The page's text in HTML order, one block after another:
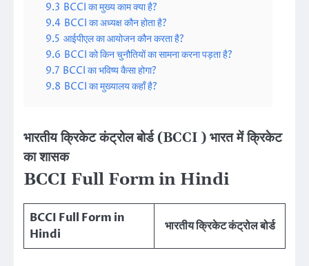
9.3 BCCI का मुख्य काम क्या है?
9.4 BCCI का अध्यक्ष कौन होता है?
9.5 आईपीएल का आयोजन कौन करता है?
9.6 BCCI को किन चुनौतियों का सामना करना पड़ता है?
9.7 BCCI का भविष्य कैसा होगा?
9.8 BCCI का मुख्यालय कहाँ है?
भारतीय क्रिकेट कंट्रोल बोर्ड (BCCI ) भारत में क्रिकेट
का शासक
BCCI Full Form in Hindi
BCCI Full Form in
Hindi
भारतीय क्रिकेट कंट्रोल बोर्ड